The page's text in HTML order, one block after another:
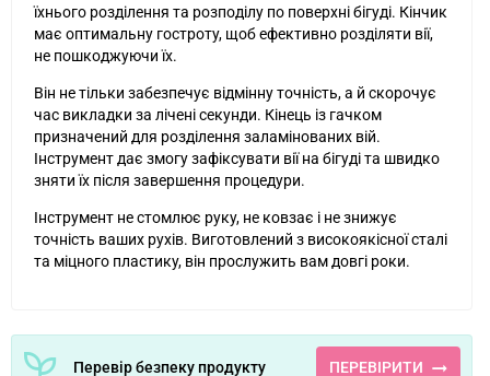
їхнього розділення та розподілу по поверхні бігуді. Кінчик
має оптимальну гостроту, щоб ефективно розділяти вії,
не пошкоджуючи їх.
Він не тільки забезпечує відмінну точність, а й скорочує
час викладки за лічені секунди. Кінець із гачком
призначений для розділення заламінованих вій.
Інструмент дає змогу зафіксувати вії на бігуді та швидко
зняти їх після завершення процедури.
Інструмент не стомлює руку, не ковзає і не знижує
точність ваших рухів. Виготовлений з високоякісної сталі
та міцного пластику, він прослужить вам довгі роки.
Перевір безпеку продукту ПЕРЕВІРИТИ